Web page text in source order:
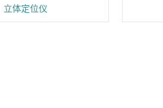
立体定位仪